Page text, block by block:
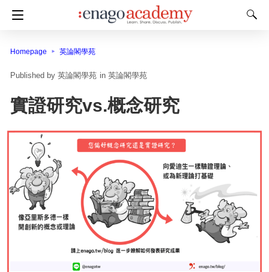
Homepage 英論閣學苑
英論閣學苑 in 英論閣學苑
實證研究vs.概念研究